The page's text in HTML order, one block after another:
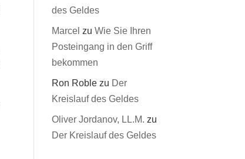
des Geldes
Marcel zuWie Sie Ihren
Posteingang in den Griff
bekommen
Ron Roble zu Der
Kreislauf des Geldes
Oliver Jordanov, LL.M. zu
Der Kreislauf des Geldes